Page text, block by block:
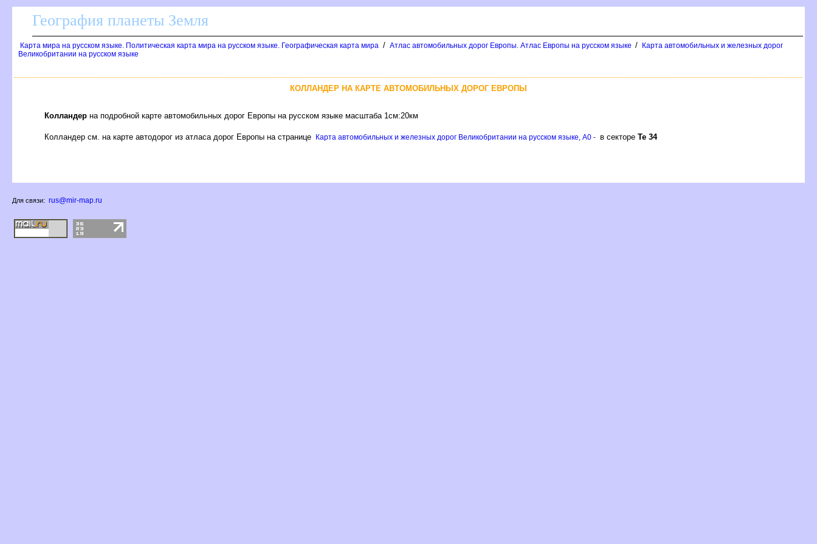
География планеты Земля
Карта мира на русском языке. Политическая карта мира на русском языке. Географическая карта мира / Атлас автомобильных дорог Европы. Атлас Европы на русском языке /
Карта автомобильных и железных дорог
Великобритании на русском языке
КОЛЛАНДЕР НА КАРТЕ АВТОМОБИЛЬНЫХ ДОРОГ ЕВРОПЫ
Колландер на подробной карте автомобильных дорог Европы на русском языке масштаба 1см:20км
Колландер см. на карте автодорог из атласа дорог Европы на странице Карта автомобильных и железных дорог Великобритании на русском языке, A0 - в секторе Те 34
Для связи: rus@mir-map.ru